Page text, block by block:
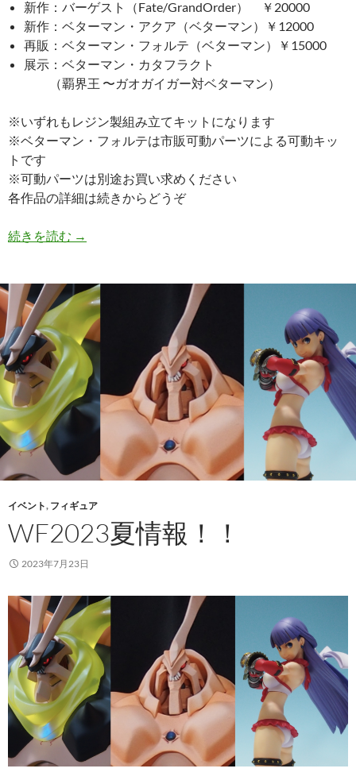
新作：バーゲスト（Fate/GrandOrder） ￥20000
新作：ベターマン・アクア（ベターマン）￥12000
再販：ベターマン・フォルテ（ベターマン）￥15000
展示：ベターマン・カタフラクト
（覇界王 〜ガオガイガー対ベターマン）
※いずれもレジン製組み立てキットになります
※ベターマン・フォルテは市販可動パーツによる可動キッ
トです
※可動パーツは別途お買い求めください
各作品の詳細は続きからどうぞ
続きを読む WF2024冬情報！！
→
イベント, フィギュア
WF2023夏情報！！
2023年7月23日